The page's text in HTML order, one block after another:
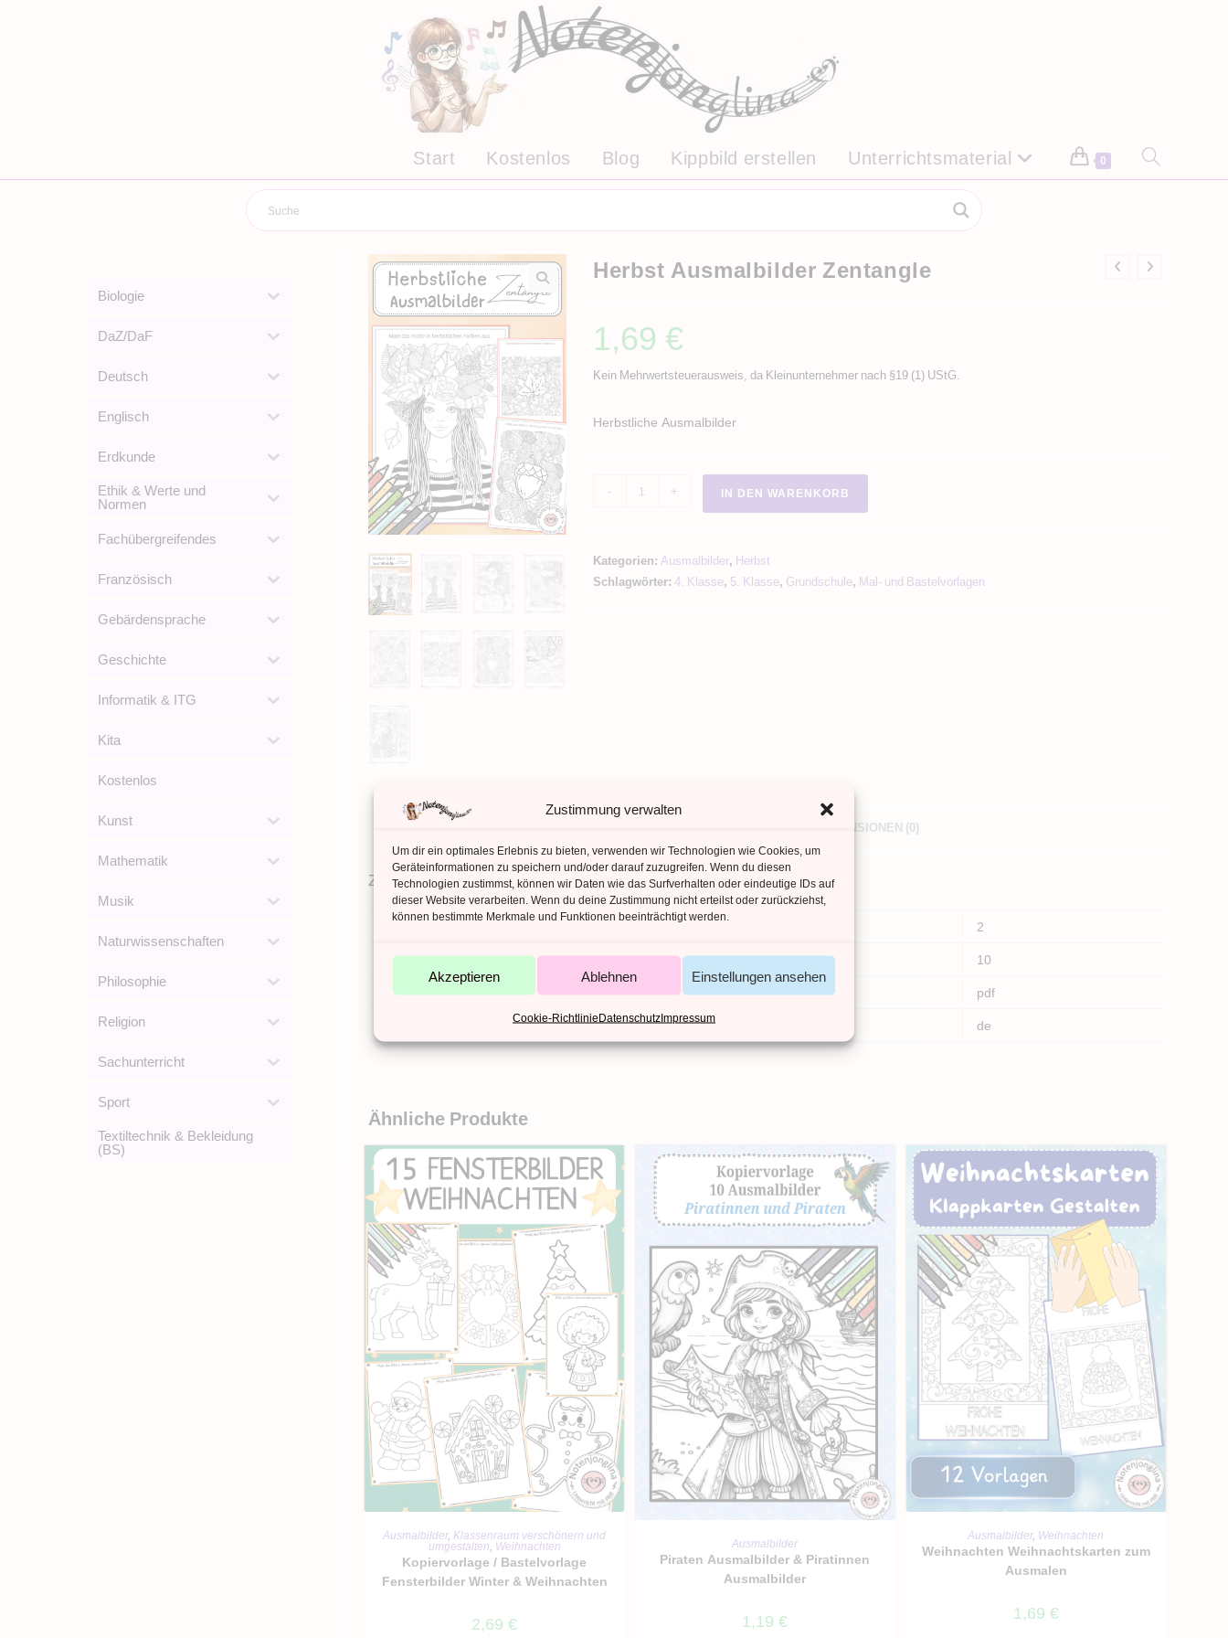
Zustimmung verwalten
Um dir ein optimales Erlebnis zu bieten, verwenden wir Technologien wie Cookies, um
Geräteinformationen zu speichern und/oder darauf zuzugreifen. Wenn du diesen
Technologien zustimmst, können wir Daten wie das Surfverhalten oder eindeutige IDs auf
dieser Website verarbeiten. Wenn du deine Zustimmung nicht erteilst oder zurückziehst,
können bestimmte Merkmale und Funktionen beeinträchtigt werden.
Akzeptieren Ablehnen Einstellungen ansehen
Cookie-RichtlinieDatenschutzImpressum
Start Kostenlos Blog Kippbild erstellen Unterrichtsmaterial 0 Website-
Herbst Ausmalbilder Zentangle
1,69 €
Kein Mehrwertsteuerausweis, da Kleinunternehmer nach §19 (1) UStG.
Herbstliche Ausmalbilder
Menge
- + IN DEN WARENKORB
Kategorien: Ausmalbilder, Herbst
Schlagwörter: 4. Klasse, 5. Klasse, Grundschule, Mal- und Bastelvorlagen
REZENSIONEN (0)
Zusätzliche Informationen
ANZAHL DATEIEN
2
ANZAHL SEITEN
10
DATEITYPEN
pdf
de
Ähnliche Produkte
IN DEN WARENKORB
Ausmalbilder,Klassenraum verschönern und
umgestalten, Weihnachten
Kopiervorlage / Bastelvorlage
Fensterbilder Winter & Weihnachten
2,69€
IN DEN WARENKORB
Ausmalbilder
Piraten Ausmalbilder & Piratinnen
Ausmalbilder
1,19€
IN DEN WARENKORB
Ausmalbilder, Weihnachten
Weihnachten Weihnachtskarten zum
Ausmalen
1,69 €
Biologie
DaZ/DaF
Deutsch
Englisch
Erdkunde
Ethik & Werte und
Normen
Fachübergreifendes
Französisch
Gebärdensprache
Geschichte
Informatik & ITG
Kita
Kostenlos
Kunst
Mathematik
Musik
Naturwissenschaften
Philosophie
Religion
Sachunterricht
Sport
Textiltechnik & Bekleidung
(BS)